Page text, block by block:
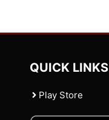
QUICK LINKS
Play Store